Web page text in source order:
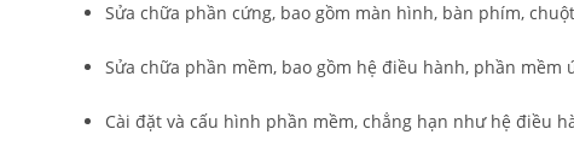
Sửa chữa phần cứng, bao gồm màn hình, bàn phím,
Sửa chữa phần mềm, bao gồm hệ điều hành, phần
Cài đặt và cấu hình phần mềm, chẳng hạn như hệ điều